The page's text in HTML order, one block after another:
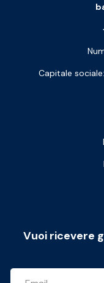
Capitale
Vuoi ricevere